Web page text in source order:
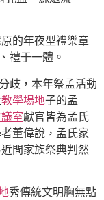
的年夜型禮樂章
禮于一體。
歧，本年祭孟活動
教學場地子的孟
室獻官皆為孟氏
董偉說，孟氏家
間家族祭典判然
秀傳統文明胸無點